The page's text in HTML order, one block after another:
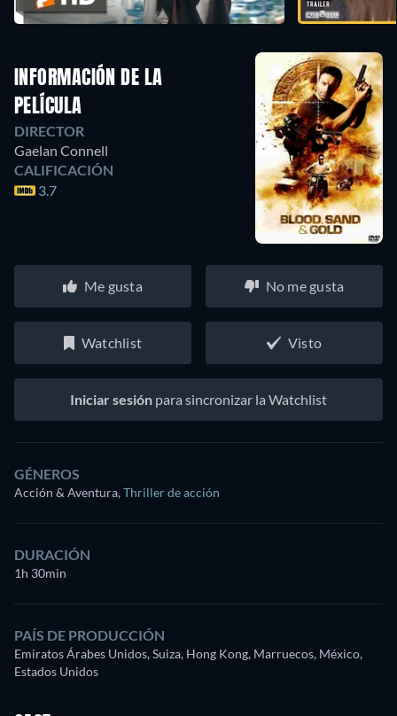
INFORMACIÓN DE LA
PELÍCULA
DIRECTOR
Gaelan Connell
CALIFICACIÓN
3.7
Me gusta No me gusta
Watchlist Visto
Iniciar sesión para sincronizar la Watchlist
GÉNEROS
Acción & Aventura,Thriller de acción
DURACIÓN
1h 30min
PAÍS DE PRODUCCIÓN
Emiratos Árabes Unidos, Suiza, Hong Kong, Marruecos, México,
Estados Unidos